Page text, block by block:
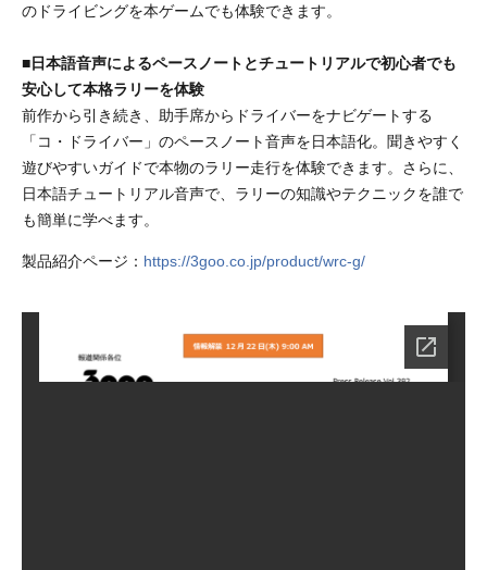
のドライビングを本ゲームでも体験できます。
■日本語音声によるペースノートとチュートリアルで初心者でも
安心して本格ラリーを体験
前作から引き続き、助手席からドライバーをナビゲートする
「コ・ドライバー」のペースノート音声を日本語化。聞きやすく
遊びやすいガイドで本物のラリー走行を体験できます。さらに、
日本語チュートリアル音声で、ラリーの知識やテクニックを誰で
も簡単に学べます。
製品紹介ページ： https://3goo.co.jp/product/wrc-g/